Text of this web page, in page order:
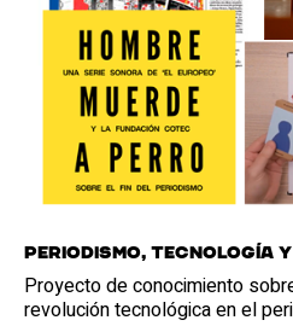
Periodismo, Tecnología
Proyecto de conocimiento
revolución tecnológica en el